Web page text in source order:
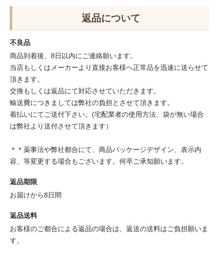
返品について
不良品
商品到着後、8日以内にご連絡願います。
当店もしくはメーカーより直接お客様へ正常品を迅速に送らせて
頂きます。
交換もしくは返品にて対応させていただきます。
輸送費につきましては弊社の負担とさせて頂きます。
着払いにてご送付下さい。(宅配業者の使用方法、袋が無い場合
は弊社より送付させて頂きます）
＊＊薬事法や弊社都合にて、商品パッケージデザイン、表示内
容、等変更する場合もございます。何卒ご承知願います。
返品期限
お届けから8日間
返品送料
お客様のご都合による返品の場合は、返送の送料はご負担願いま
す。